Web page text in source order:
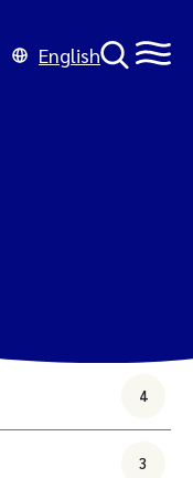
English
4
3